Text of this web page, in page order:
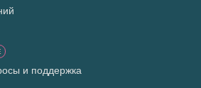
и поддержка